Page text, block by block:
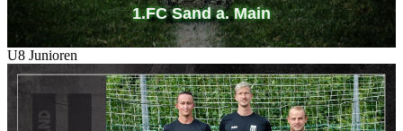
1.FC Sand a. Main
U8 Junioren